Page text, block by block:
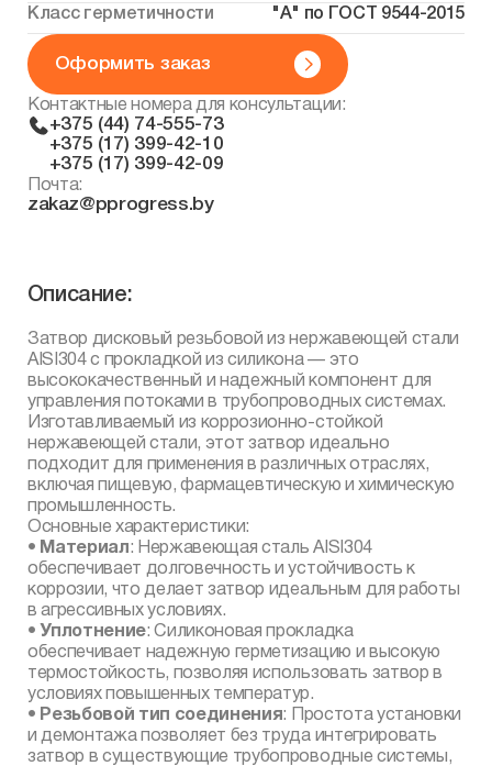
Класс герметичности
"А" по ГОСТ 9544-2015
Оформить заказ
Контактные номера для консультации:
+375 (44) 74-555-73
+375 (17) 399-42-10
+375 (17) 399-42-09
Почта:
zakaz@pprogress.by
Описание:
Затвор дисковый резьбовой из нержавеющей стали
AISI304 с прокладкой из силикона — это
высококачественный и надежный компонент для
управления потоками в трубопроводных системах.
Изготавливаемый из коррозионно-стойкой
нержавеющей стали, этот затвор идеально
подходит для применения в различных отраслях,
включая пищевую, фармацевтическую и химическую
промышленность.
Основные характеристики:
• Материал: Нержавеющая сталь AISI304
обеспечивает долговечность и устойчивость к
коррозии, что делает затвор идеальным для работы
в агрессивных условиях.
• Уплотнение: Силиконовая прокладка
обеспечивает надежную герметизацию и высокую
термостойкость, позволяя использовать затвор в
условиях повышенных температур.
• Резьбовой тип соединения: Простота установки
и демонтажа позволяет без труда интегрировать
затвор в существующие трубопроводные системы,